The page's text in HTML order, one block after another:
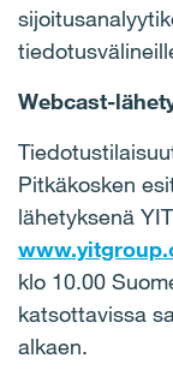
Webcast-
Pitkäkosken
lähetyksenä
klo 10.00
katsottavissa
alkaen.